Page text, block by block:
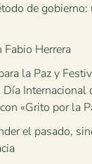
de gobierno:
Herrera
la Paz y
Internacional
«Grito por la
el pasado,